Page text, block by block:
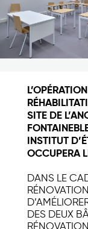
SITE DE
INSTITUT
OCCUPERA
DANS LE
DES DEUX